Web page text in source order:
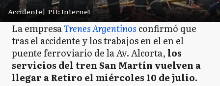
Accidente| PH: Internet
La empresaTrenes Argentinos confirmó que
tras el accidente y los trabajos en el en el
puente ferroviario de la Av. Alcorta, los
servicios del tren San Martín vuelven a
llegar a Retiro el miércoles 10 de julio.